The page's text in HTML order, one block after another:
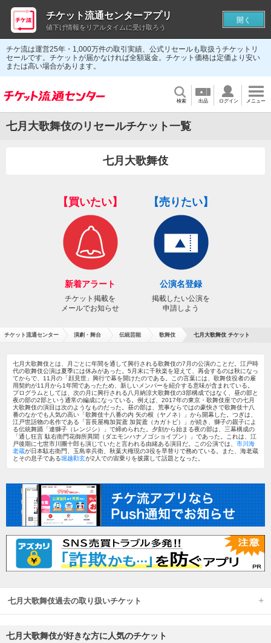
チケ流は運営25年・1,000万件の取引実績、公式リセールも取扱うチケットリ
セールです。チケットが届かなければ全額返金。チケット価格は定価より安い
または高い場合があります。
検索 出品 ログイン メニュー
七月大歌舞伎のリセールチケット一覧
七月大歌舞伎
【買いたい】
新着アラート
チケット掲載を
メールでお知らせ
【売りたい】
公演名登録
掲載したい公演を
申請しよう
チケット流通センター 演劇・舞台 伝統芸能 歌舞伎 七月大歌舞伎 チケット
七月大歌舞伎とは、月ごとに年間を通して興行される歌舞伎の7月の公演のことだ。江戸時
代の歌舞伎公演は夏季には休みがあった。5月末に千秋楽を迎えて、再会するのは秋になっ
てからで、11月の「顔見世」興行で幕を開けたのである。この言葉には、歌舞伎役者の雇
用契約が11月から1年間であったため、新しいメンバーを紹介する意味が含まれている。
プログラムとしては、次の月に興行される八月納涼大歌舞伎の3部構成ではなく、昼の部と
夜の部の2部という通常の編成になっている。例えば、2017年の東京・歌舞伎座での七月
大歌舞伎の演目は次のようなものだった。昼の部は、荒事ならではの豪快さで歌舞伎十八
番のなかでも人気の高い「歌舞伎十八番の内 矢の根（ヤノネ）」から開幕した。つぎは、
江戸世話物の名作である「盲長屋梅加賀鳶 加賀鳶（カガトビ）」が続き、獅子の親子によ
る伝統舞踊「連獅子（レンジシ）」で締められた。夕刻から始まる夜の部は、三幕構成の
「通し狂言 駄右衛門花御所異聞（ダエモンハナノゴショイブン）」であった。これは、江
戸後期に七世市川團十郎も演じていたと言われる由緒ある演目だ。この公演では、 市川海
老蔵が日本駄右衛門、玉島幸兵衛、秋葉大権現の3役を早替りで務めている。また、海老蔵
とその息子である堀越勸玄が2人での宙乗りを披露して話題となった。
七月大歌舞伎過去の取り扱いチケット
七月大歌舞伎が好きな方に人気のチケット
チケット流通センターアプリ
値下げ情報をリアルタイムに受け取ろう
開く